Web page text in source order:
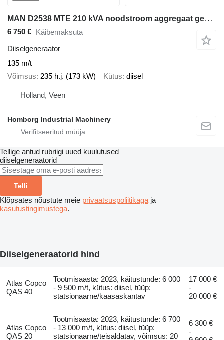
MAN D2538 MTE 210 kVA noodstroom aggregaat generatorset
6 750 € Käibemaksuta
Diiselgeneraator
135 m/t
Võimsus 235 h.j. (173 kW) Kütus diisel
Holland, Veen
Homborg Industrial Machinery
Tellige antud rubriigi uued kuulutused
diiselgeneraatorid
Telli
Klõpsates nõustute meie privaatsuspoliitikaga ja
kasutustingimustega.
Diiselgeneraatorid hind
Atlas Copco
QAS 40
Tootmisaasta: 2023, käitustunde: 6 000
- 9 500 m/t, kütus: diisel, tüüp:
statsionaarne/kaasaskantav
17 000 €
-
20 000 €
Atlas Copco
QAS 20
Tootmisaasta: 2023, käitustunde: 6 700
- 13 000 m/t, kütus: diisel, tüüp:
statsionaarne/teisaldatav, võimsus: 20
6 300 €
-